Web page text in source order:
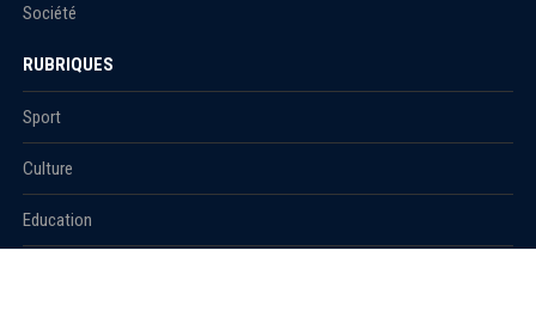
Société
RUBRIQUES
Sport
Culture
Education